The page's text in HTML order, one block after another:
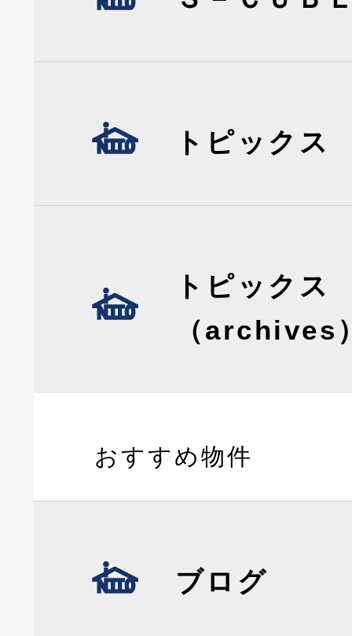
トピックス
トピックス
（archives
おすすめ物件
ブログ